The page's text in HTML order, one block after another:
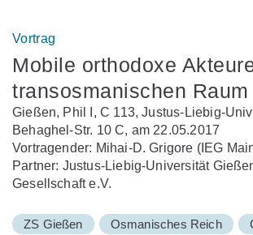
Vortrag
Mobile orthodoxe
transosmanischen Raum
Gießen, Phil I, C 113, Justus-Liebig-
Behaghel-Str. 10 C, am 22.05.2017
Vortragender: Mihai-D. Grigore (IEG
Partner: Justus-Liebig-Universität
Gesellschaft e.V.
ZS Gießen Osmanisches Reich